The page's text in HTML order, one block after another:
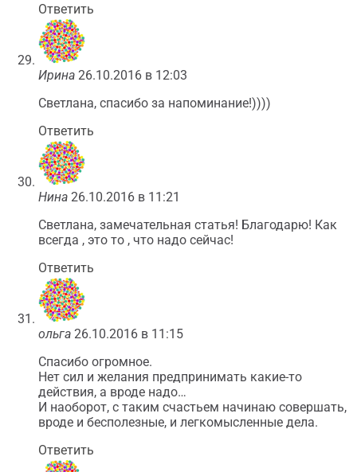
Ответить
Ирина 26.10.2016 в 12:03
Светлана, спасибо за напоминание!))))
Ответить
Нина 26.10.2016 в 11:21
Светлана, замечательная статья! Благодарю! Как
всегда , это то , что надо сейчас!
Ответить
ольга 26.10.2016 в 11:15
Спасибо огромное.
Нет сил и желания предпринимать какие-то
действия, а вроде надо…
И наоборот, с таким счастьем начинаю совершать,
вроде и бесполезные, и легкомысленные дела.
Ответить